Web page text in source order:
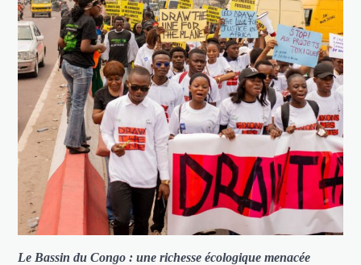
Le Bassin du Congo : une richesse écologique menacée